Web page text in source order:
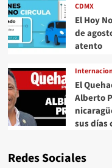
CDMX
El Hoy
de
atento
El
Alberto
sus días
Redes Sociales